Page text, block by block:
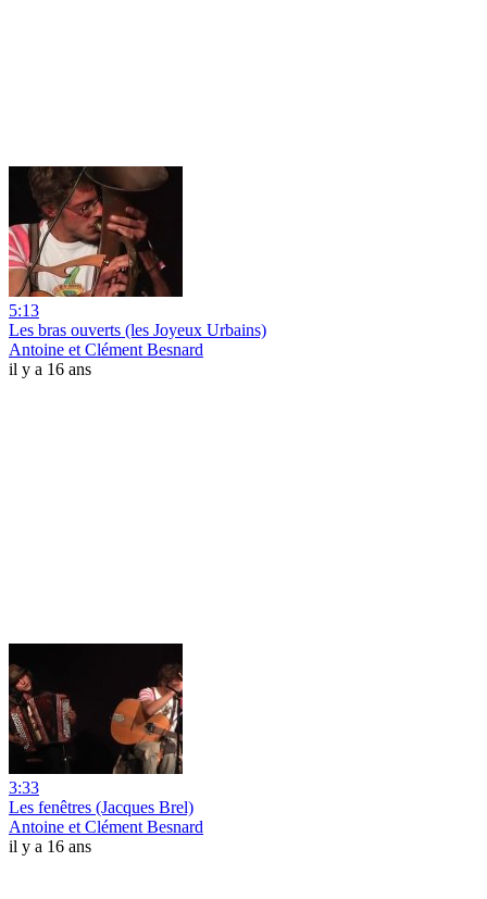
5:13
Les bras ouverts (les Joyeux Urbains)
Antoine et Clément Besnard
il y a 16 ans
3:33
Les fenêtres (Jacques Brel)
Antoine et Clément Besnard
il y a 16 ans